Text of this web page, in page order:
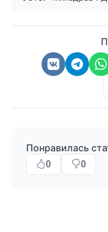
Понравилась
0 0